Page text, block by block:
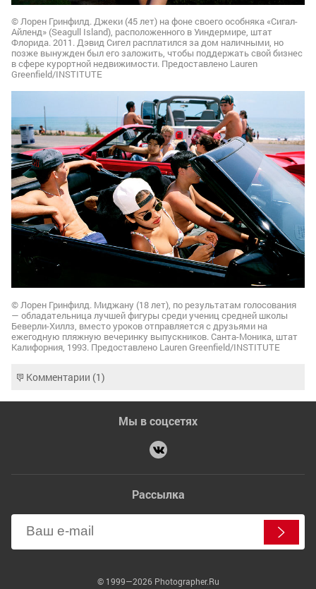
© Лорен Гринфилд. Джеки (45 лет) на фоне своего особняка «Сигал-
Айленд» (Seagull Island), расположенного в Уиндермире, штат
Флорида. 2011. Дэвид Сигел расплатился за дом наличными, но
позже вынужден был его заложить, чтобы поддержать свой бизнес
в сфере курортной недвижимости. Предоставлено Lauren
Greenfield/INSTITUTE
© Лорен Гринфилд. Миджану (18 лет), по результатам голосования
— обладательница лучшей фигуры среди учениц средней школы
Беверли-Хиллз, вместо уроков отправляется с друзьями на
ежегодную пляжную вечеринку выпускников. Санта-Моника, штат
Калифорния, 1993. Предоставлено Lauren Greenfield/INSTITUTE
Комментарии (1)
Мы в соцсетях
Рассылка
© 1999—2026 Photographer.Ru